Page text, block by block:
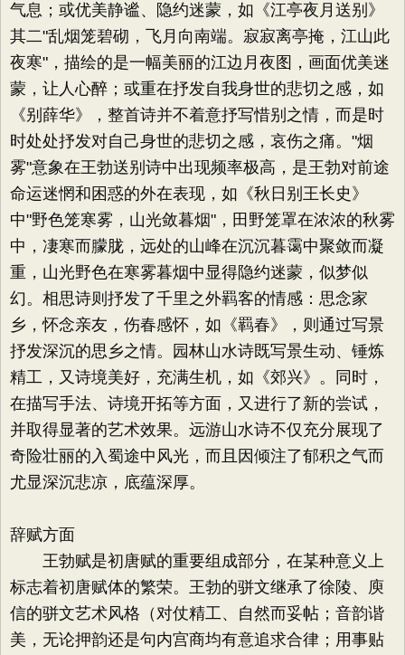
气息；或优美静谧、隐约迷蒙，如《江亭夜月送别》
其二"乱烟笼碧砌，飞月向南端。寂寂离亭掩，江山此
夜寒"，描绘的是一幅美丽的江边月夜图，画面优美迷
蒙，让人心醉；或重在抒发自我身世的悲切之感，如
《别薛华》，整首诗并不着意抒写惜别之情，而是时
时处处抒发对自己身世的悲切之感，哀伤之痛。"烟
雾"意象在王勃送别诗中出现频率极高，是王勃对前途
命运迷惘和困惑的外在表现，如《秋日别王长史》
中"野色笼寒雾，山光敛暮烟"，田野笼罩在浓浓的秋雾
中，凄寒而朦胧，远处的山峰在沉沉暮霭中聚敛而凝
重，山光野色在寒雾暮烟中显得隐约迷蒙，似梦似
幻。相思诗则抒发了千里之外羁客的情感：思念家
乡，怀念亲友，伤春感怀，如《羁春》，则通过写景
抒发深沉的思乡之情。园林山水诗既写景生动、锤炼
精工，又诗境美好，充满生机，如《郊兴》。同时，
在描写手法、诗境开拓等方面，又进行了新的尝试，
并取得显著的艺术效果。远游山水诗不仅充分展现了
奇险壮丽的入蜀途中风光，而且因倾注了郁积之气而
尤显深沉悲凉，底蕴深厚。
辞赋方面
王勃赋是初唐赋的重要组成部分，在某种意义上
标志着初唐赋体的繁荣。王勃的骈文继承了徐陵、庾
信的骈文艺术风格（对仗精工、自然而妥帖；音韵谐
美，无论押韵还是句内宫商均有意追求合律；用事贴